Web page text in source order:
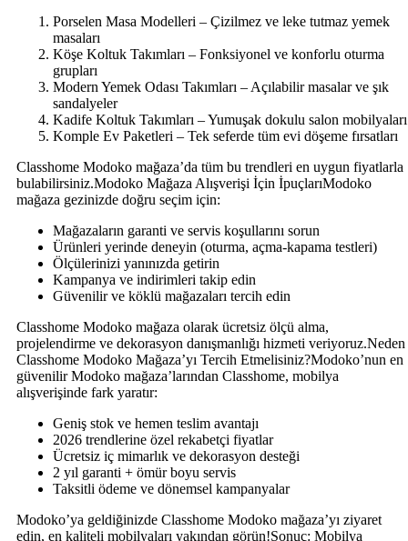
Porselen Masa Modelleri – Çizilmez ve leke tutmaz yemek
masaları
Köşe Koltuk Takımları – Fonksiyonel ve konforlu oturma
grupları
Modern Yemek Odası Takımları – Açılabilir masalar ve şık
sandalyeler
Kadife Koltuk Takımları – Yumuşak dokulu salon mobilyaları
Komple Ev Paketleri – Tek seferde tüm evi döşeme fırsatları
Classhome Modoko mağaza’da tüm bu trendleri en uygun fiyatlarla
bulabilirsiniz.Modoko Mağaza Alışverişi İçin İpuçlarıModoko
mağaza gezinizde doğru seçim için:
Mağazaların garanti ve servis koşullarını sorun
Ürünleri yerinde deneyin (oturma, açma-kapama testleri)
Ölçülerinizi yanınızda getirin
Kampanya ve indirimleri takip edin
Güvenilir ve köklü mağazaları tercih edin
Classhome Modoko mağaza olarak ücretsiz ölçü alma,
projelendirme ve dekorasyon danışmanlığı hizmeti veriyoruz.Neden
Classhome Modoko Mağaza’yı Tercih Etmelisiniz?Modoko’nun en
güvenilir Modoko mağaza’larından Classhome, mobilya
alışverişinde fark yaratır:
Geniş stok ve hemen teslim avantajı
2026 trendlerine özel rekabetçi fiyatlar
Ücretsiz iç mimarlık ve dekorasyon desteği
2 yıl garanti + ömür boyu servis
Taksitli ödeme ve dönemsel kampanyalar
Modoko’ya geldiğinizde Classhome Modoko mağaza’yı ziyaret
edin, en kaliteli mobilyaları yakından görün!Sonuç: Mobilya